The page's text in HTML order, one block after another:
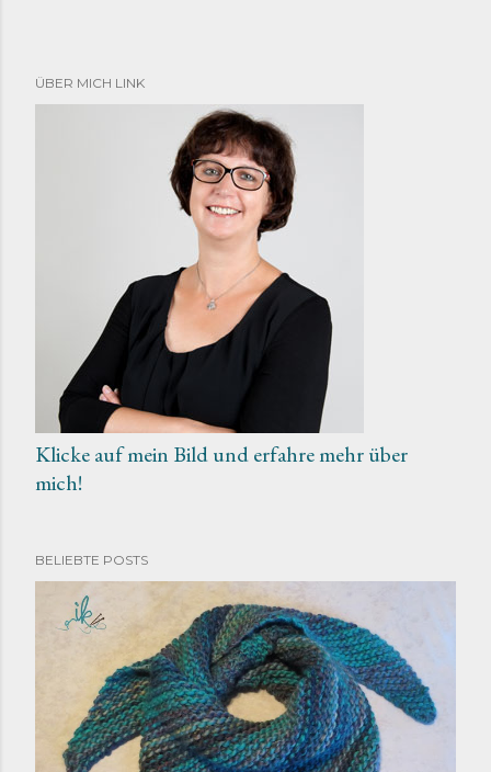
e
ÜBER MICH LINK
Klicke auf mein Bild und erfahre mehr über
mich!
BELIEBTE POSTS